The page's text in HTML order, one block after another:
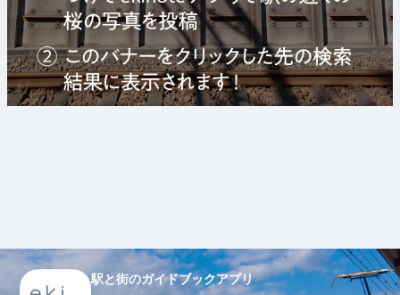
駅と街のガイドブックアプリ